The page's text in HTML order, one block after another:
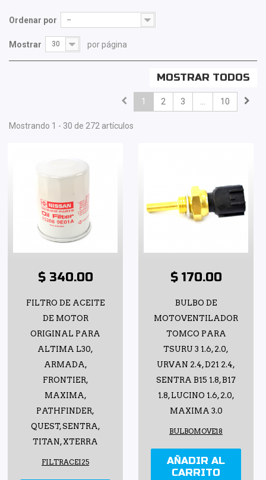
Ordenar por --
Mostrar 30 por página
MOSTRAR TODOS
1 2 3 ... 10
Mostrando 1 - 30 de 272 artículos
$ 340.00
FILTRO DE ACEITE
DE MOTOR
ORIGINAL PARA
ALTIMA L30,
ARMADA,
FRONTIER,
MAXIMA,
PATHFINDER,
QUEST, SENTRA,
TITAN, XTERRA
FILTRACEI25
$ 170.00
BULBO DE
MOTOVENTILADOR
TOMCO PARA
TSURU 3 1.6, 2.0,
URVAN 2.4, D21 2.4,
SENTRA B15 1.8, B17
1.8, LUCINO 1.6, 2.0,
MAXIMA 3.0
BULBOMOVE18
AÑADIR AL
CARRITO